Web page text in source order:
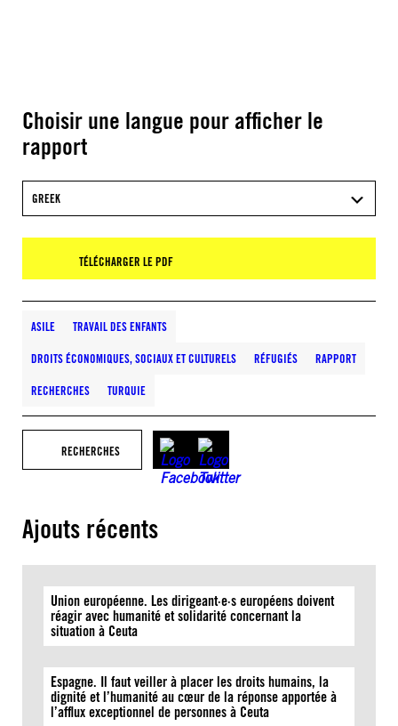
Choisir une langue pour afficher le
rapport
GREEK
TÉLÉCHARGER LE PDF
ASILE TRAVAIL DES ENFANTS
DROITS ÉCONOMIQUES, SOCIAUX ET CULTURELS RÉFUGIÉS RAPPORT
RECHERCHES TURQUIE
RECHERCHES
Ajouts récents
Union européenne. Les dirigeant·e·s européens doivent
réagir avec humanité et solidarité concernant la
situation à Ceuta
Espagne. Il faut veiller à placer les droits humains, la
dignité et l’humanité au cœur de la réponse apportée à
l’afflux exceptionnel de personnes à Ceuta